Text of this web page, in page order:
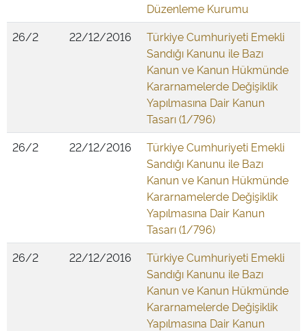
Düzenleme Kurumu
26/2
22/12/2016
Türkiye Cumhuriyeti Emekli
Sandığı Kanunu ile Bazı
Kanun ve Kanun Hükmünde
Kararnamelerde Değişiklik
Yapılmasına Dair Kanun
Tasarı (1/796)
26/2
22/12/2016
Türkiye Cumhuriyeti Emekli
Sandığı Kanunu ile Bazı
Kanun ve Kanun Hükmünde
Kararnamelerde Değişiklik
Yapılmasına Dair Kanun
Tasarı (1/796)
26/2
22/12/2016
Türkiye Cumhuriyeti Emekli
Sandığı Kanunu ile Bazı
Kanun ve Kanun Hükmünde
Kararnamelerde Değişiklik
Yapılmasına Dair Kanun